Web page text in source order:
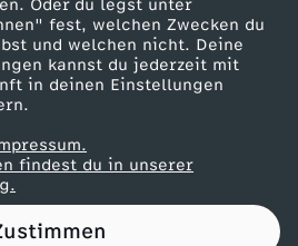
Oder du legst unter
fest, welchen Zwecken du
und welchen nicht. Deine
kannst du jederzeit mit
in deinen Einstellungen
findest du in unserer